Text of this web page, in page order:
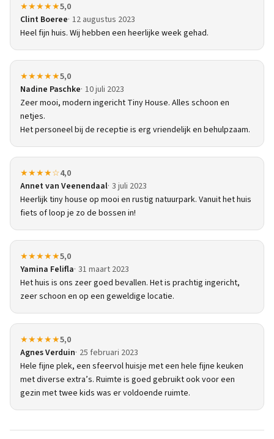
★★★★★5,0
Clint Boeree 12 augustus 2023
Heel fijn huis. Wij hebben een heerlijke week gehad.
★★★★★5,0
Nadine Paschke 10 juli 2023
Zeer mooi, modern ingericht Tiny House. Alles schoon en
netjes.
Het personeel bij de receptie is erg vriendelijk en behulpzaam.
★★★★☆4,0
Annet van Veenendaal 3 juli 2023
Heerlijk tiny house op mooi en rustig natuurpark. Vanuit het huis
fiets of loop je zo de bossen in!
★★★★★5,0
Yamina Felifla 31 maart 2023
Het huis is ons zeer goed bevallen. Het is prachtig ingericht,
zeer schoon en op een geweldige locatie.
★★★★★5,0
Agnes Verduin 25 februari 2023
Hele fijne plek, een sfeervol huisje met een hele fijne keuken
met diverse extra’s. Ruimte is goed gebruikt ook voor een
gezin met twee kids was er voldoende ruimte.